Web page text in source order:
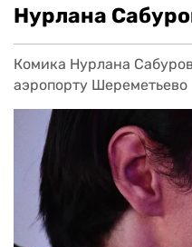
Нурлана
Комика Нурлана
аэропорту Шереметьево